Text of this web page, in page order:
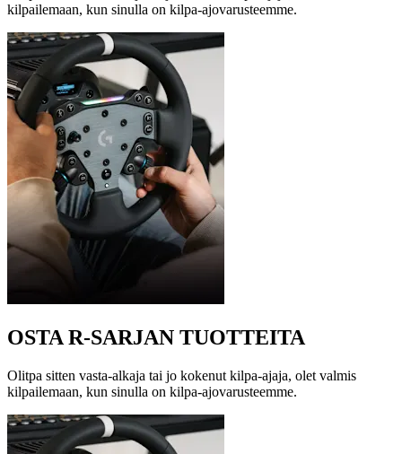
kilpailemaan, kun sinulla on kilpa-ajovarusteemme.
OSTA R-SARJAN TUOTTEITA
Olitpa sitten vasta-alkaja tai jo kokenut kilpa-ajaja, olet valmis
kilpailemaan, kun sinulla on kilpa-ajovarusteemme.